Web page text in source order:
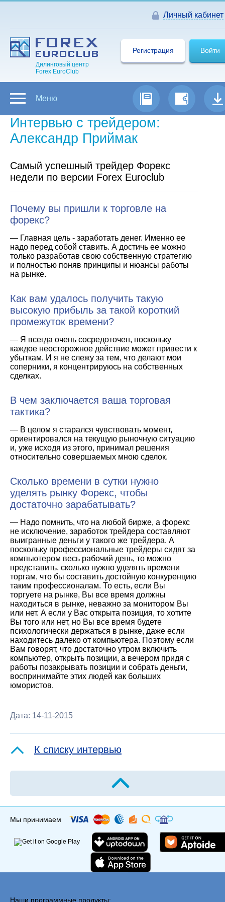
Личный кабинет
Дилинговый центр
Forex EuroClub
Войти
Регистрация
Меню
Интервью с трейдером:
Александр Приймак
Самый успешный трейдер Форекс
недели по версии Forex Euroclub
Почему вы пришли к торговле на
форекс?
— Главная цель - заработать денег. Именно ее
надо перед собой ставить. А достичь ее можно
только разработав свою собственную стратегию
и полностью поняв принципы и нюансы работы
на рынке.
Как вам удалось получить такую
высокую прибыль за такой короткий
промежуток времени?
— Я всегда очень сосредоточен, поскольку
каждое неосторожное действие может привести к
убыткам. И я не слежу за тем, что делают мои
соперники, я концентрируюсь на собственных
сделках.
В чем заключается ваша торговая
тактика?
— В целом я старался чувствовать момент,
ориентировался на текущую рыночную ситуацию
и, уже исходя из этого, принимал решения
относительно совершаемых мною сделок.
Сколько времени в сутки нужно
уделять рынку Форекс, чтобы
достаточно зарабатывать?
— Надо помнить, что на любой бирже, а форекс
не исключение, заработок трейдера составляют
выигранные деньги у такого же трейдера. А
поскольку профессиональные трейдеры сидят за
компьютером весь рабочий день, то можно
представить, сколько нужно уделять времени
торгам, что бы составить достойную конкуренцию
таким профессионалам. То есть, если Вы
торгуете на рынке, Вы все время должны
находиться в рынке, неважно за монитором Вы
или нет. А если у Вас открыта позиция, то хотите
Вы того или нет, но Вы все время будете
психологически держаться в рынке, даже если
находитесь далеко от компьютера. Поэтому если
Вам говорят, что достаточно утром включить
компьютер, открыть позиции, а вечером придя с
работы позакрывать позиции и собрать деньги,
воспринимайте этих людей как больших
юмористов.
Дата: 14-11-2015
К списку интервью
Мы принимаем
Наши программные продукты: